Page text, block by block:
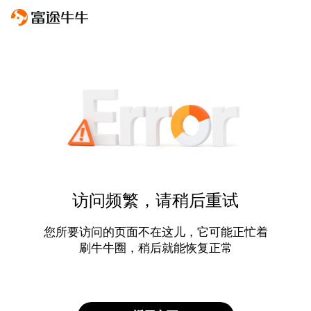
访问频繁，请稍后重试
您所要访问的页面不在这儿，它可能正忙着
刷牛牛圈，稍后就能恢复正常